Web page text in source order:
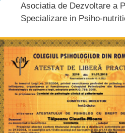
Asociatia de Dezvoltare a
Specializare in Psiho-